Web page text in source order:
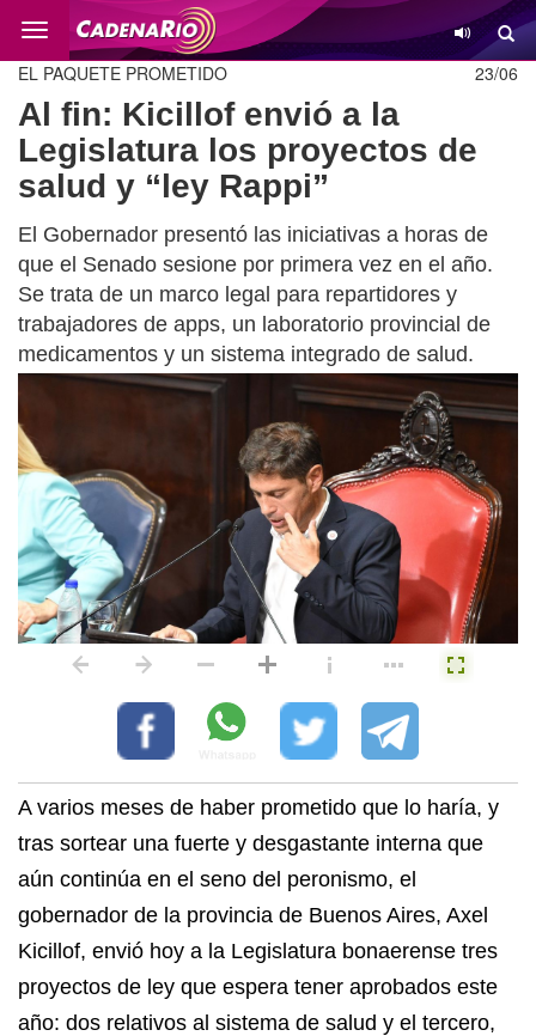
Cambio
23/06
EL PAQUETE PROMETIDO
Al fin: Kicillof envió a la
Legislatura los proyectos de
salud y “ley Rappi”
El Gobernador presentó las iniciativas a horas de
que el Senado sesione por primera vez en el año.
Se trata de un marco legal para repartidores y
trabajadores de apps, un laboratorio provincial de
medicamentos y un sistema integrado de salud.
A varios meses de haber prometido que lo haría, y
tras sortear una fuerte y desgastante interna que
aún continúa en el seno del peronismo, el
gobernador de la provincia de Buenos Aires, Axel
Kicillof, envió hoy a la Legislatura bonaerense tres
proyectos de ley que espera tener aprobados este
año: dos relativos al sistema de salud y el tercero,